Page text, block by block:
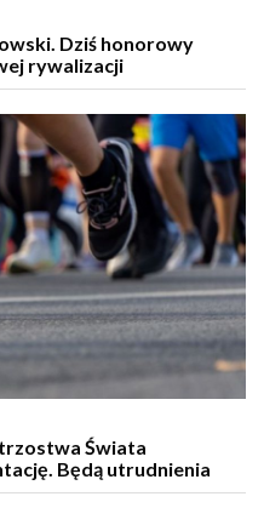
Dziś honorowy
rywalizacji
Świata
Będą utrudnienia